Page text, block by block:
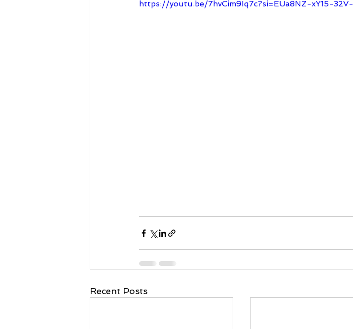
https://youtu.be/7hvCim9Iq7c?si=EUa8NZ-xY15-32V-
Recent Posts